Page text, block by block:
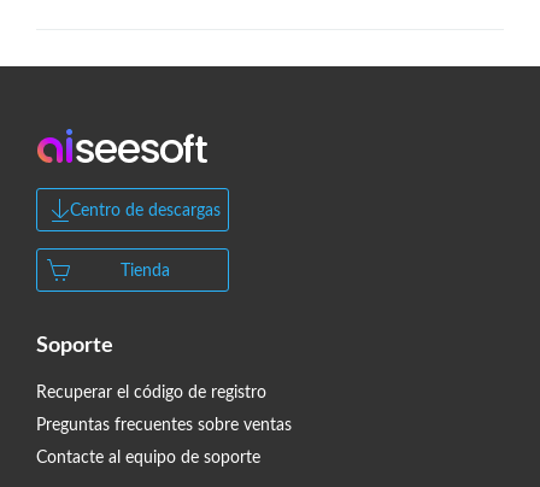
Centro de descargas
Tienda
Soporte
Recuperar el código de registro
Preguntas frecuentes sobre ventas
Contacte al equipo de soporte